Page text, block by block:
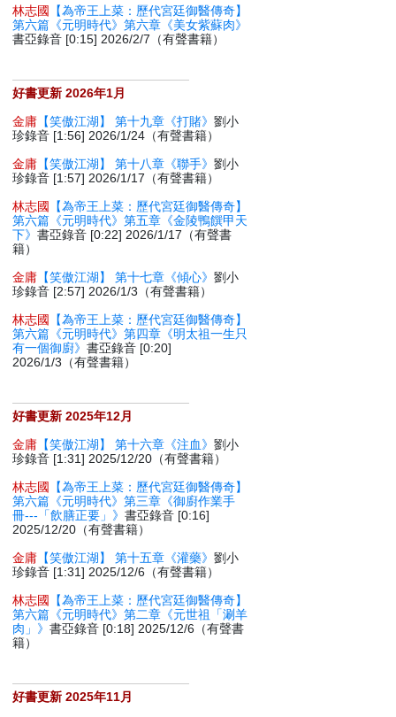
林志國
【為帝王上菜：歷代宮廷御醫傳奇】
第六篇《元明時代》第六章《美女紫蘇肉》
書亞錄音 [0:15] 2026/2/7（有聲書籍）
好書更新 2026年1月
金庸 【笑傲江湖】 第十九章《打賭》劉小
珍錄音 [1:56] 2026/1/24（有聲書籍）
金庸 【笑傲江湖】 第十八章《聯手》劉小
珍錄音 [1:57] 2026/1/17（有聲書籍）
林志國
【為帝王上菜：歷代宮廷御醫傳奇】
第六篇《元明時代》第五章《金陵鴨饌甲天
下》書亞錄音 [0:22] 2026/1/17（有聲書
籍）
金庸 【笑傲江湖】 第十七章《傾心》劉小
珍錄音 [2:57] 2026/1/3（有聲書籍）
林志國
【為帝王上菜：歷代宮廷御醫傳奇】
第六篇《元明時代》第四章《明太祖一生只
有一個御廚》書亞錄音 [0:20]
2026/1/3（有聲書籍）
好書更新 2025年12月
金庸 【笑傲江湖】 第十六章《注血》劉小
珍錄音 [1:31] 2025/12/20（有聲書籍）
林志國
【為帝王上菜：歷代宮廷御醫傳奇】
第六篇《元明時代》第三章《御廚作業手
冊---「飲膳正要」》書亞錄音 [0:16]
2025/12/20（有聲書籍）
金庸 【笑傲江湖】 第十五章《灌藥》劉小
珍錄音 [1:31] 2025/12/6（有聲書籍）
林志國
【為帝王上菜：歷代宮廷御醫傳奇】
第六篇《元明時代》第二章《元世祖「涮羊
肉」》書亞錄音 [0:18] 2025/12/6（有聲書
籍）
好書更新 2025年11月